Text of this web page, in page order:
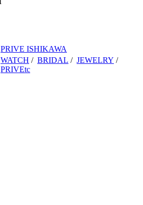
PRIVE ISHIKAWA
WATCH / BRIDAL / JEWELRY /
PRIVEtc